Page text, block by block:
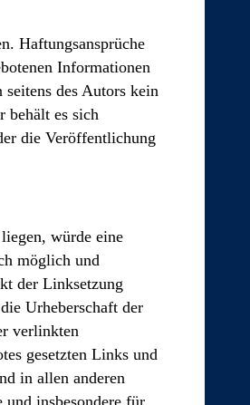
Haftungsansprüche
Informationen
des Autors kein
behält es sich
die Veröffentlichung
würde eine
möglich und
der Linksetzung
Urheberschaft der
verlinkten
gesetzten Links und
in allen anderen